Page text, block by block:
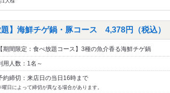
】海鮮チゲ鍋・豚コース 4,378円（税込）
【期間限定：食べ放題コース】3種の魚介香る海鮮チゲ鍋
用人数：1名～
約締切：来店日の当日16時まで
日によって締切が異なる場合があります。